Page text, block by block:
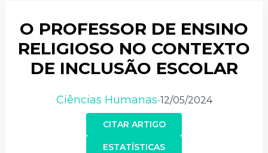
O PROFESSOR DE ENSINO
RELIGIOSO NO CONTEXTO
DE INCLUSÃO ESCOLAR
Ciências Humanas•12/05/2024
CITAR ARTIGO
ESTATÍSTICAS